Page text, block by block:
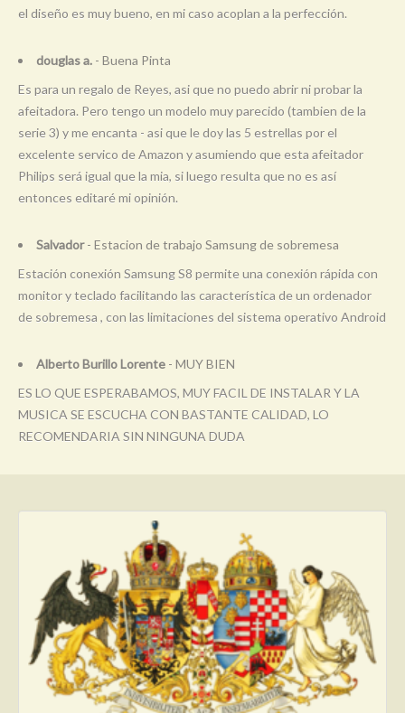
el diseño es muy bueno, en mi caso acoplan a la perfección.
douglas a. - Buena Pinta
Es para un regalo de Reyes, asi que no puedo abrir ni probar la
afeitadora. Pero tengo un modelo muy parecido (tambien de la
serie 3) y me encanta - asi que le doy las 5 estrellas por el
excelente servico de Amazon y asumiendo que esta afeitador
Philips será igual que la mia, si luego resulta que no es así
entonces editaré mi opinión.
Salvador- Estacion de trabajo Samsung de sobremesa
Estación conexión Samsung S8 permite una conexión rápida con
monitor y teclado facilitando las característica de un ordenador
de sobremesa , con las limitaciones del sistema operativo Android
Alberto Burillo Lorente - MUY BIEN
ES LO QUE ESPERABAMOS, MUY FACIL DE INSTALAR Y LA
MUSICA SE ESCUCHA CON BASTANTE CALIDAD, LO
RECOMENDARIA SIN NINGUNA DUDA